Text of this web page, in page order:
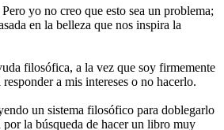
yo no creo que esto sea un problema;
en la belleza que nos inspira la
filosófica, a la vez que soy firmemente
a mis intereses o no hacerlo.
un sistema filosófico para doblegarlo
la búsqueda de hacer un libro muy